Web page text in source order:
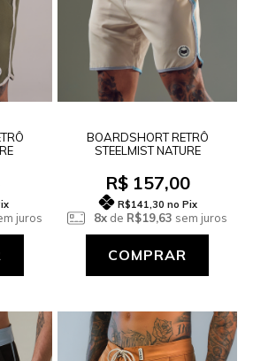
juros
BOARDSHORT RETRÔ
STEELMIST NATURE
R$ 157,00
R$141,30 no Pix
8xde R$19,63 sem juros
COMPRAR